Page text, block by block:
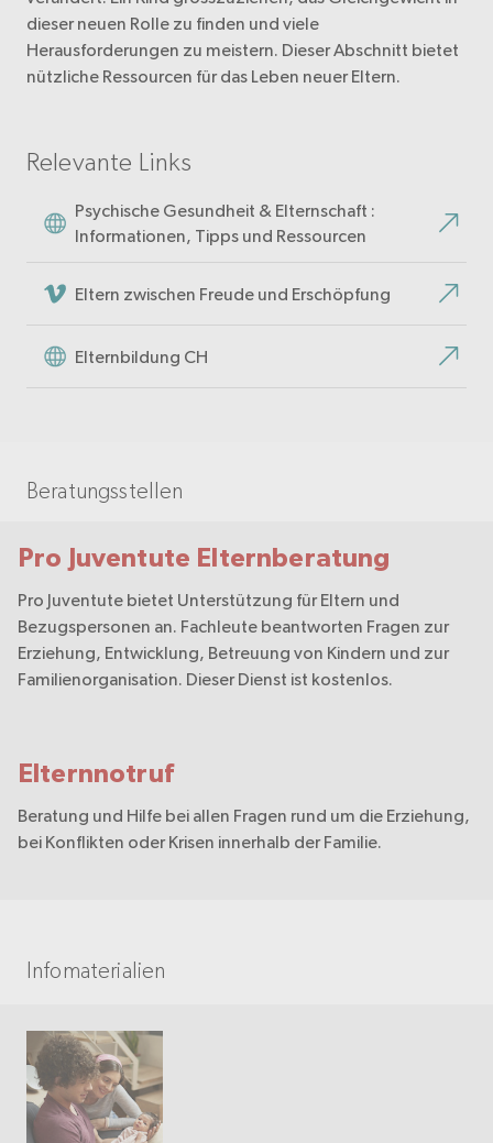
dieser neuen Rolle zu finden und viele
Herausforderungen zu meistern. Dieser Abschnitt bietet
nützliche Ressourcen für das Leben neuer Eltern.
Relevante Links
Psychische Gesundheit & Elternschaft :
Informationen, Tipps und Ressourcen
Eltern zwischen Freude und Erschöpfung
Elternbildung CH
Beratungsstellen
Pro Juventute Elternberatung
Pro Juventute bietet Unterstützung für Eltern und
Bezugspersonen an. Fachleute beantworten Fragen zur
Erziehung, Entwicklung, Betreuung von Kindern und zur
Familienorganisation. Dieser Dienst ist kostenlos.
Elternnotruf
Beratung und Hilfe bei allen Fragen rund um die Erziehung,
bei Konflikten oder Krisen innerhalb der Familie.
Infomaterialien